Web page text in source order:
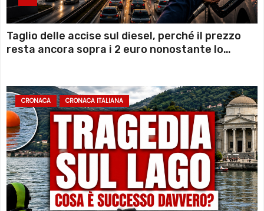
Taglio delle accise sul diesel, perché il prezzo
resta ancora sopra i 2 euro nonostante lo
CRONACA CRONACA ITALIANA